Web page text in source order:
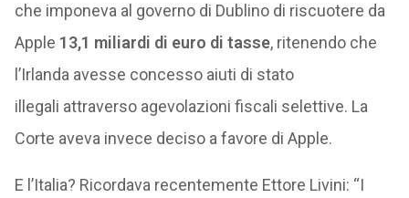
che imponeva al governo di Dublino di riscuotere da
Apple 13,1 miliardi di euro di tasse, ritenendo che
l’Irlanda avesse concesso aiuti di stato
illegali attraverso agevolazioni fiscali selettive. La
Corte aveva invece deciso a favore di Apple.
E l’Italia? Ricordava recentemente Ettore Livini: “I